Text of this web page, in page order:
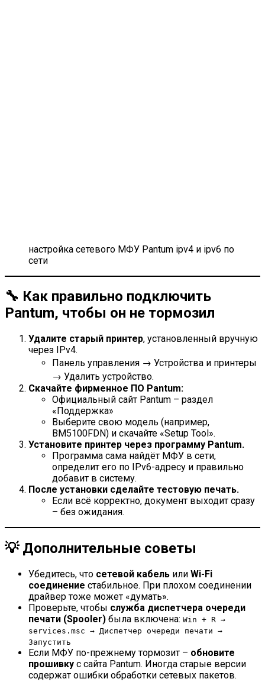
настройка сетевого МФУ Pantum ipv4 и ipv6 по
сети
🔧 Как правильно подключить
Pantum, чтобы он не тормозил
Удалите старый принтер, установленный вручную
через IPv4.
Панель управления → Устройства и принтеры
→ Удалить устройство.
Скачайте фирменное ПО Pantum:
Официальный сайт Pantum – раздел
«Поддержка»
Выберите свою модель (например,
BM5100FDN) и скачайте «Setup Tool».
Установите принтер через программу Pantum.
Программа сама найдёт МФУ в сети,
определит его по IPv6-адресу и правильно
добавит в систему.
После установки сделайте тестовую печать.
Если всё корректно, документ выходит сразу
– без ожидания.
💡 Дополнительные советы
Убедитесь, что сетевой кабель или Wi-Fi
соединение стабильное. При плохом соединении
драйвер тоже может «думать».
Проверьте, чтобы служба диспетчера очереди
печати (Spooler) была включена: Win + R →
services.msc → Диспетчер очереди печати →
Запустить
Если МФУ по-прежнему тормозит – обновите
прошивку с сайта Pantum. Иногда старые версии
содержат ошибки обработки сетевых пакетов.